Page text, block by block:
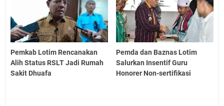
Pemkab Lotim Rencanakan
Alih Status RSLT Jadi Rumah
Sakit Dhuafa
Pemda dan Baznas Lotim
Salurkan Insentif Guru
Honorer Non-sertifikasi